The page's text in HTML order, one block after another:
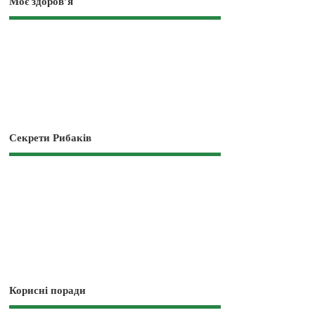
Секрети Рибаків
Корисні поради